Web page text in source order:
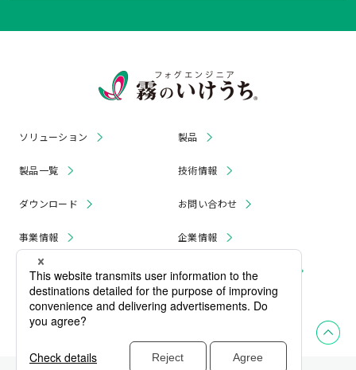
ソリューション 製品
製品一覧 技術情報
ダウンロード お問い合わせ
事業情報 企業情報
お知らせ リコール・無償修理 情報
採用情報 プライバシーポリシー